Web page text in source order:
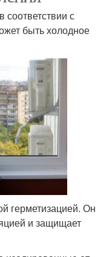
с
быть холодное
герметизацией. Он
и защищает